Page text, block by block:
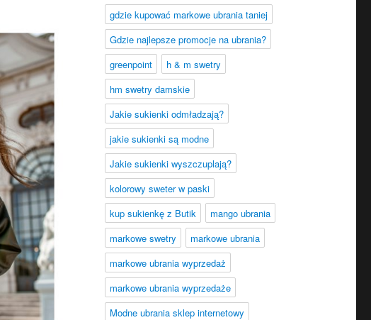
gdzie kupować markowe ubrania taniej
Gdzie najlepsze promocje na ubrania?
greenpoint
h & m swetry
hm swetry damskie
Jakie sukienki odmładzają?
jakie sukienki są modne
Jakie sukienki wyszczuplają?
kolorowy sweter w paski
kup sukienkę z Butik
mango ubrania
markowe swetry
markowe ubrania
markowe ubrania wyprzedaż
markowe ubrania wyprzedaże
Modne ubrania sklep internetowy